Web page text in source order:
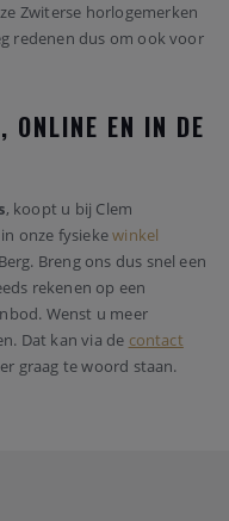
Zwiterse horlogemerken
redenen dus om ook voor
ONLINE EN IN DE
, koopt u bij Clem
onze fysiekewinkel
Breng ons dus snel een
rekenen op een
Wenst u meer
Dat kan via de contact
graag te woord staan.